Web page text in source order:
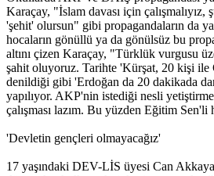
Karaçay, "İslam davası için çalışmalıyız,
'şehit' olursun" gibi propagandaların da
hocaların gönüllü ya da gönülsüz bu
altını çizen Karaçay, "Türklük vurgusu
şahit oluyoruz. Tarihte 'Kürşat, 20 kişi ile
denildiği gibi 'Erdoğan da 20 dakikada
yapılıyor. AKP'nin istediği nesli
çalışması lazım. Bu yüzden Eğitim
'Devletin gençleri olmayacağız'
17 yaşındaki DEV-LİS üyesi Can